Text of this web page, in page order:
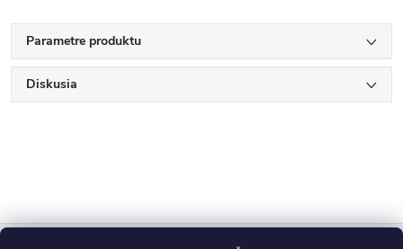
Parametre produktu
Diskusia